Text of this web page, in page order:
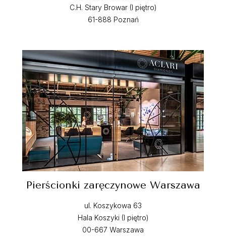
C.H. Stary Browar (I piętro)
61-888 Poznań
Pierścionki zaręczynowe Warszawa
ul. Koszykowa 63
Hala Koszyki (I piętro)
00-667 Warszawa